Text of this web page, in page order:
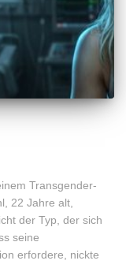
Transgender-
22 Jahre alt,
der Typ, der sich
seine
erfordere, nickte